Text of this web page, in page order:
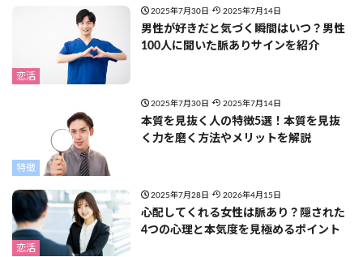
恋活
2025年7月30日 2025年7月14日
男性が好きだと気づく瞬間はいつ？男性
100人に聞いた脈ありサインを紹介
特徴
2025年7月30日 2025年7月14日
本質を見抜く人の特徴5選！本質を見抜
く力を磨く方法やメリットを解説
恋活
2025年7月28日 2026年4月15日
心配してくれる女性は脈あり？隠された
4つの心理と本気度を見極めるポイント